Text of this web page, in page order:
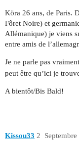
Köra 26 ans, de Paris.
Fôret Noire) et
Allémanique) je viens
entre amis de
Je ne parle pas
peut être qu’ici je
A bientôt/Bis Bald!
Kissou33 2